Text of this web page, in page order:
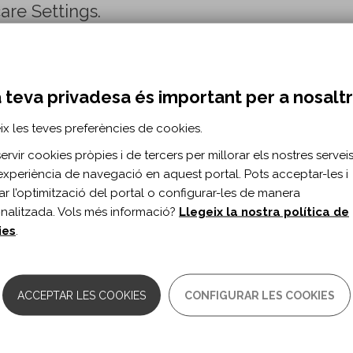
Settings.
12000/Effects_of_a_Brief_Curricular…
Neuroprosthesis for Hip, Knee, and
KM, Pinault G, Selkirk SM, Triolo RJ.
12
12000/Improving_Walking_with_an_Imp…
Sensory and Motor Neuropathy:
for a Humeral Fracture.
teva privadesa és important per a
les teves preferències de cookies.
cookies pròpies i de tercers per millorar els nostres
de navegació en aquest portal. Pots acceptar-les i
l’optimització del portal o configurar-les de manera
Vols més informació? Llegeix la nostra política de
ACCEPTAR LES COOKIES CONFIGURAR LES COOKIES